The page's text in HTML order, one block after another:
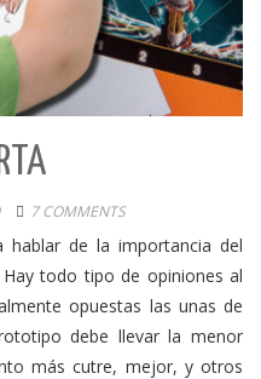
7 COMMENTS
de la importancia del
todo tipo de opiniones al
opuestas las unas de
debe llevar la menor
más cutre, mejor, y otros